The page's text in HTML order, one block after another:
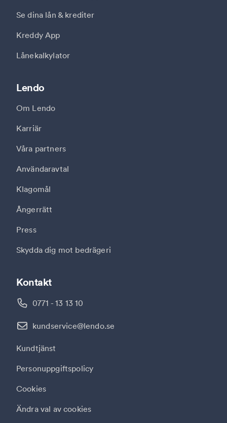
Se dina lån & krediter
Kreddy App
Lånekalkylator
Kontakt
0771 - 13 13 10
kundservice@lendo.se
Kundtjänst
Personuppgiftspolicy
Cookies
Ändra val av cookies
Lendo
Om Lendo
Karriär
Våra partners
Användaravtal
Klagomål
Ångerrätt
Press
Skydda dig mot bedrägeri